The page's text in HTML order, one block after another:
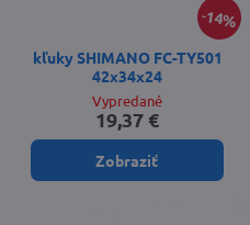
14%
kľuky SHIMANO FC-TY501
42x34x24
Vypredané
19,37 €
Zobraziť